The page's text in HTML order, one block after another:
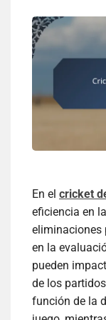
En el cricket
eficiencia en
eliminaciones
en la
pueden
de los
función de la